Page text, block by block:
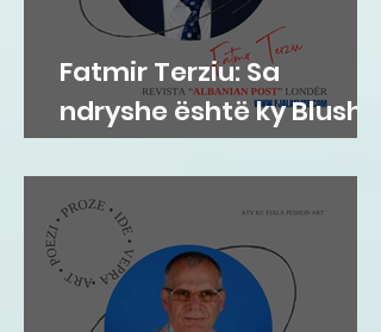
Fatmir Terziu: Sa
ndryshe është ky Blushi
nga Blushi